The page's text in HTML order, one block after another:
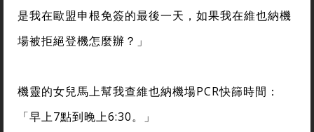
是我在歐盟申根免簽的最後一天，如果我在維也納機
場被拒絕登機怎麼辦？」
機靈的女兒馬上幫我查維也納機場PCR快篩時間：
「早上7點到晚上6:30。」